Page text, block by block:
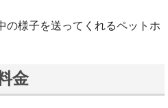
の様子を送ってくれるペットホ
金